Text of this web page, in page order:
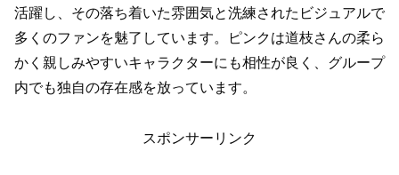
活躍し、その落ち着いた雰囲気と洗練されたビジュアルで
多くのファンを魅了しています。ピンクは道枝さんの柔ら
かく親しみやすいキャラクターにも相性が良く、グループ
内でも独自の存在感を放っています。
スポンサーリンク